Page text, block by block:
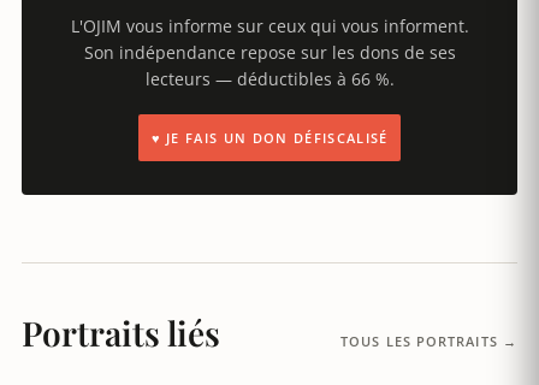
L'OJIM vous informe sur ceux qui vous informent.
Son indépendance repose sur les dons de ses
lecteurs — déductibles à 66 %.
♥ JE FAIS UN DON DÉFISCALISÉ
Portraits liés TOUS LES PORTRAITS →